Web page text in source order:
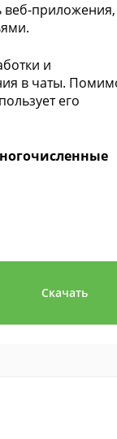
веб-приложения,
и
в чаты.
его
Скачать